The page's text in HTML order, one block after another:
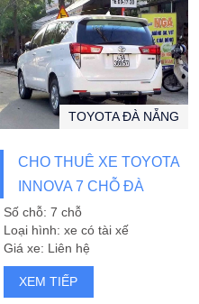
CHO THUÊ XE TOYOTA
INNOVA 7 CHỖ ĐÀ
NẴNG
TOYOTA ĐÀ NẴNG
Số chỗ: 7 chỗ
Loại hình: xe có tài xế
Giá xe: Liên hệ
XEM TIẾP